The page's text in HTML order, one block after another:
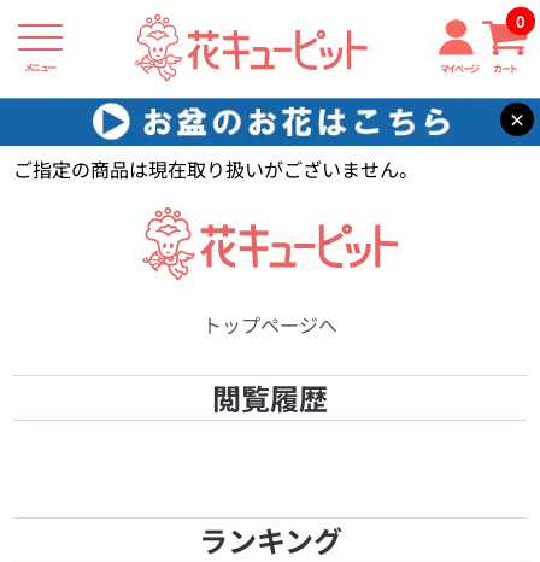
メニュー マイページ カート
0
×
花キューピット 【】
ご指定の商品は現在取り扱いがございません。
トップページへ
閲覧履歴
ランキング